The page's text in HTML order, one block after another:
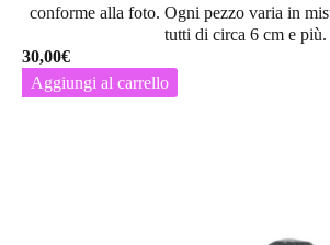
conforme alla foto. Ogni pezzo varia in
tutti di circa 6 cm e più.
30,00€
Aggiungi al carrello